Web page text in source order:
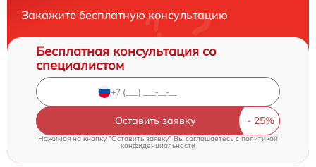
Закажите бесплатную консультацию
Бесплатная консультация со
специалистом
Оставить заявку
Нажимая на кнопку "Оставить заявку" Вы соглашаетесь c политикой
конфиденциальности